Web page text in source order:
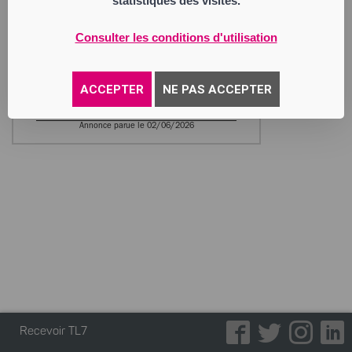
Consulter les conditions d'utilisation
ACCEPTER NE PAS ACCEPTER
les deux mois de la publication au
KISAKAYA Serkan
65 Rue Petrus Richarme
42800 Rive-de-Gier
Annonce parue le 02/06/2026
Recevoir TL7